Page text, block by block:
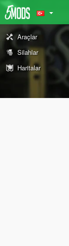
Araçlar
Silahlar
Haritalar